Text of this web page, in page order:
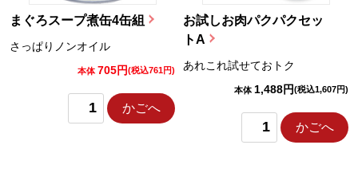
まぐろスープ煮缶4缶組
さっぱりノンオイル
本体 705円(税込761円)
かごへ
お試しお肉パクパクセッ
トA
あれこれ試せておトク
本体 1,488円(税込1,607円)
かごへ